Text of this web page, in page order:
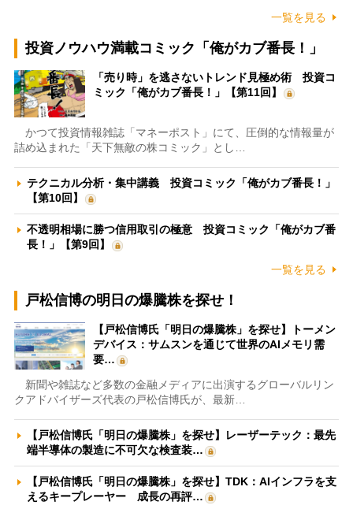
一覧を見る
投資ノウハウ満載コミック「俺がカブ番長！」
「売り時」を逃さないトレンド見極め術 投資コ
ミック「俺がカブ番長！」【第11回】
かつて投資情報雑誌「マネーポスト」にて、圧倒的な情報量が
詰め込まれた「天下無敵の株コミック」とし…
テクニカル分析・集中講義 投資コミック「俺がカブ番長！」
【第10回】
不透明相場に勝つ信用取引の極意 投資コミック「俺がカブ番
長！」【第9回】
一覧を見る
戸松信博の明日の爆騰株を探せ！
【戸松信博氏「明日の爆騰株」を探せ】トーメン
デバイス：サムスンを通じて世界のAIメモリ需
要…
新聞や雑誌など多数の金融メディアに出演するグローバルリン
クアドバイザーズ代表の戸松信博氏が、最新…
【戸松信博氏「明日の爆騰株」を探せ】レーザーテック：最先
端半導体の製造に不可欠な検査装…
【戸松信博氏「明日の爆騰株」を探せ】TDK：AIインフラを支
えるキープレーヤー 成長の再評…